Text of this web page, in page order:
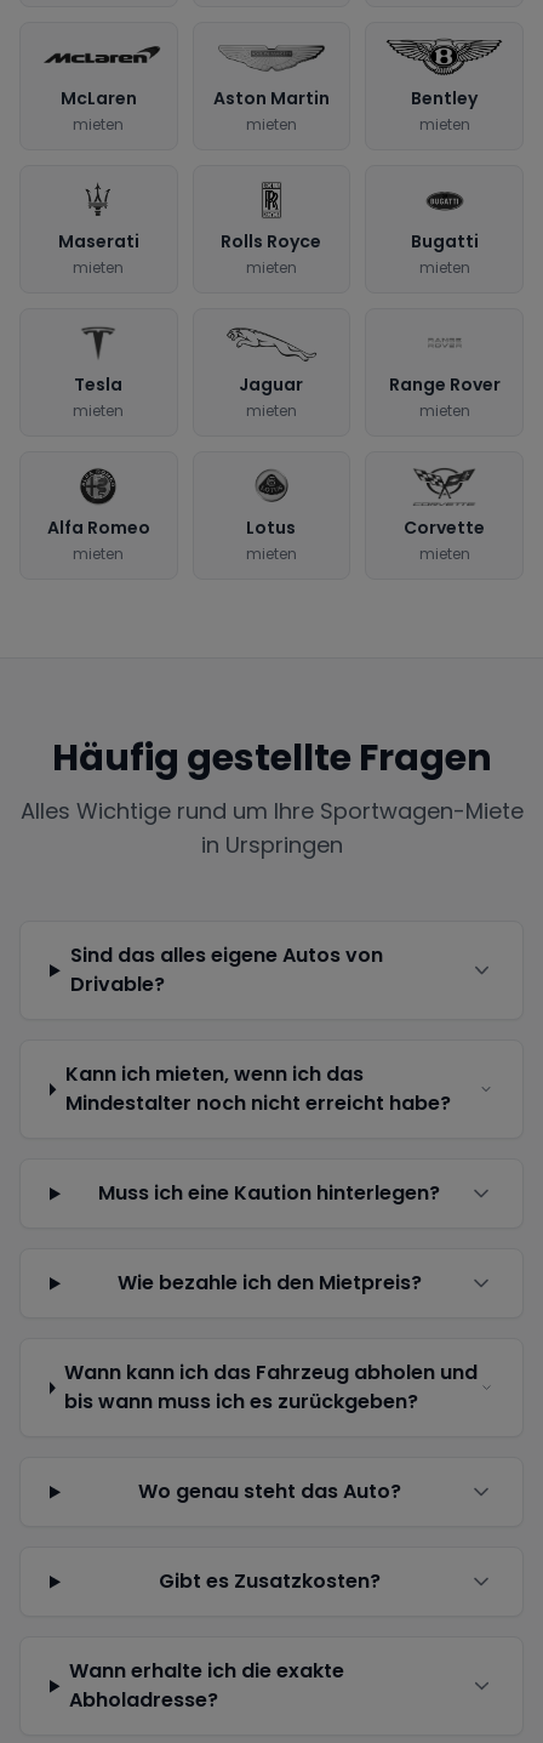
McLaren
mieten
Aston Martin
mieten
Bentley
mieten
Maserati
mieten
Rolls Royce
mieten
Bugatti
mieten
Tesla
mieten
Jaguar
mieten
Range Rover
mieten
Alfa Romeo
mieten
Lotus
mieten
Corvette
mieten
Häufig gestellte Fragen
Alles Wichtige rund um Ihre Sportwagen-Miete
in Urspringen
Sind das alles eigene Autos von
Drivable?
Kann ich mieten, wenn ich das
Mindestalter noch nicht erreicht habe?
Muss ich eine Kaution hinterlegen?
Wie bezahle ich den Mietpreis?
Wann kann ich das Fahrzeug abholen und
bis wann muss ich es zurückgeben?
Wo genau steht das Auto?
Gibt es Zusatzkosten?
Wann erhalte ich die exakte
Abholadresse?